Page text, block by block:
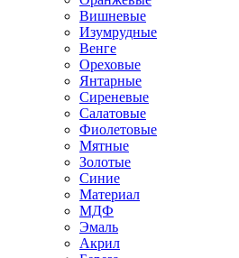
Вишневые
Изумрудные
Венге
Ореховые
Янтарные
Сиреневые
Салатовые
Фиолетовые
Мятные
Золотые
Синие
Материал
МДФ
Эмаль
Акрил